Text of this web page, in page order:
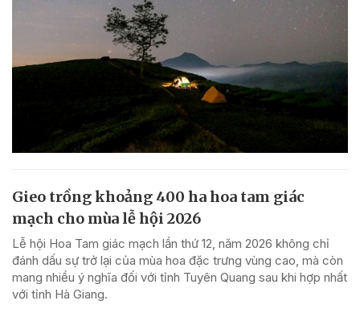
Gieo trồng khoảng 400 ha hoa tam giác
mạch cho mùa lễ hội 2026
Lễ hội Hoa Tam giác mạch lần thứ 12, năm 2026 không chỉ
đánh dấu sự trở lại của mùa hoa đặc trưng vùng cao, mà còn
mang nhiều ý nghĩa đối với tỉnh Tuyên Quang sau khi hợp nhất
với tỉnh Hà Giang.